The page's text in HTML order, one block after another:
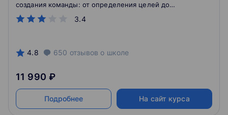
3.4
создания команды: от определения целей до
усиления «командного духа» и сопровождения
деятельности команды.
4.8 650 отзывов о школе
11 990 ₽
Подробнее На сайт курса